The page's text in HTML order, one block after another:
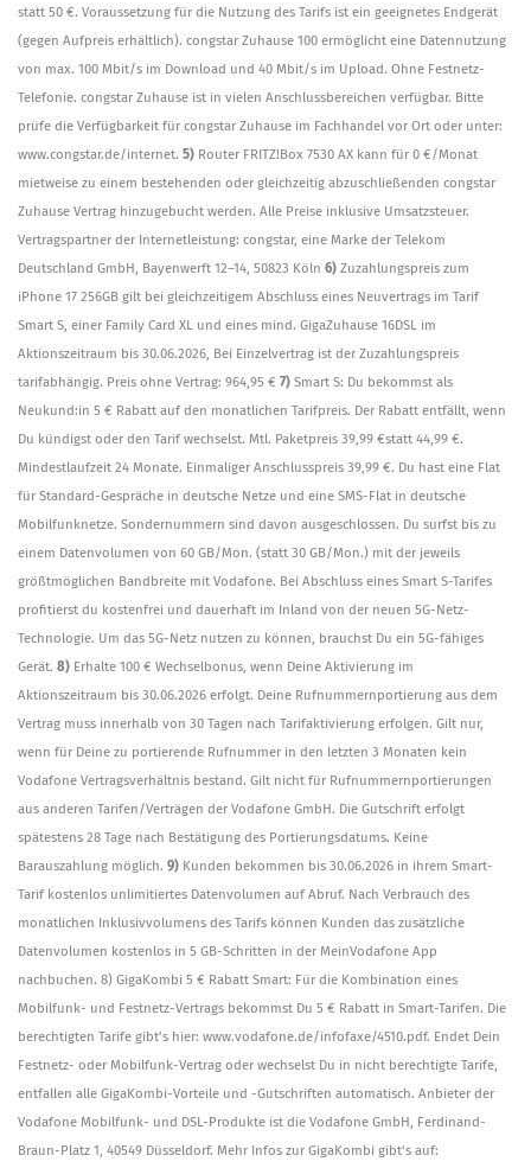
statt 50 €. Voraussetzung für die Nutzung des Tarifs ist ein geeignetes Endgerät
(gegen Aufpreis erhältlich). congstar Zuhause 100 ermöglicht eine Datennutzung
von max. 100 Mbit/s im Download und 40 Mbit/s im Upload. Ohne Festnetz-
Telefonie. congstar Zuhause ist in vielen Anschlussbereichen verfügbar. Bitte
prüfe die Verfügbarkeit für congstar Zuhause im Fachhandel vor Ort oder unter:
www.congstar.de/internet. 5) Router FRITZ!Box 7530 AX kann für 0 €/Monat
mietweise zu einem bestehenden oder gleichzeitig abzuschließenden congstar
Zuhause Vertrag hinzugebucht werden. Alle Preise inklusive Umsatzsteuer.
Vertragspartner der Internetleistung: congstar, eine Marke der Telekom
Deutschland GmbH, Bayenwerft 12–14, 50823 Köln 6) Zuzahlungspreis zum
iPhone 17 256GB gilt bei gleichzeitigem Abschluss eines Neuvertrags im Tarif
Smart S, einer Family Card XL und eines mind. GigaZuhause 16DSL im
Aktionszeitraum bis 30.06.2026, Bei Einzelvertrag ist der Zuzahlungspreis
tarifabhängig. Preis ohne Vertrag: 964,95 € 7) Smart S: Du bekommst als
Neukund:in 5 € Rabatt auf den monatlichen Tarifpreis. Der Rabatt entfällt, wenn
Du kündigst oder den Tarif wechselst. Mtl. Paketpreis 39,99 €statt 44,99 €.
Mindestlaufzeit 24 Monate. Einmaliger Anschlusspreis 39,99 €. Du hast eine Flat
für Standard-Gespräche in deutsche Netze und eine SMS-Flat in deutsche
Mobilfunknetze. Sondernummern sind davon ausgeschlossen. Du surfst bis zu
einem Datenvolumen von 60 GB/Mon. (statt 30 GB/Mon.) mit der jeweils
größtmöglichen Bandbreite mit Vodafone. Bei Abschluss eines Smart S-Tarifes
profitierst du kostenfrei und dauerhaft im Inland von der neuen 5G-Netz-
Technologie. Um das 5G-Netz nutzen zu können, brauchst Du ein 5G-fähiges
Gerät. 8) Erhalte 100 € Wechselbonus, wenn Deine Aktivierung im
Aktionszeitraum bis 30.06.2026 erfolgt. Deine Rufnummernportierung aus dem
Vertrag muss innerhalb von 30 Tagen nach Tarifaktivierung erfolgen. Gilt nur,
wenn für Deine zu portierende Rufnummer in den letzten 3 Monaten kein
Vodafone Vertragsverhältnis bestand. Gilt nicht für Rufnummernportierungen
aus anderen Tarifen/Verträgen der Vodafone GmbH. Die Gutschrift erfolgt
spätestens 28 Tage nach Bestätigung des Portierungsdatums. Keine
Barauszahlung möglich. 9) Kunden bekommen bis 30.06.2026 in ihrem Smart-
Tarif kostenlos unlimitiertes Datenvolumen auf Abruf. Nach Verbrauch des
monatlichen Inklusivvolumens des Tarifs können Kunden das zusätzliche
Datenvolumen kostenlos in 5 GB-Schritten in der MeinVodafone App
nachbuchen. 8) GigaKombi 5 € Rabatt Smart: Für die Kombination eines
Mobilfunk- und Festnetz-Vertrags bekommst Du 5 € Rabatt in Smart-Tarifen. Die
berechtigten Tarife gibt’s hier: www.vodafone.de/infofaxe/4510.pdf. Endet Dein
Festnetz- oder Mobilfunk-Vertrag oder wechselst Du in nicht berechtigte Tarife,
entfallen alle GigaKombi-Vorteile und -Gutschriften automatisch. Anbieter der
Vodafone Mobilfunk- und DSL-Produkte ist die Vodafone GmbH, Ferdinand-
Braun-Platz 1, 40549 Düsseldorf. Mehr Infos zur GigaKombi gibt‘s auf: